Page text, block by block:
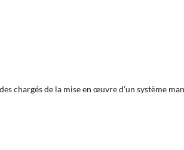
chargés de la mise en œuvre d’un système